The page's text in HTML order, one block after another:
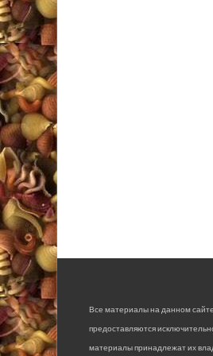
Все материалы на данном сайте
предоставляются
материалы принадлежат их